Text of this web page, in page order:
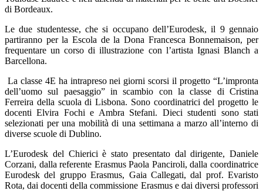
di Bordeaux.
Le due studentesse, che si occupano dell’Eurodesk, il 9 gennaio
partiranno per la Escola de la Dona Francesca Bonnemaison, per
frequentare un corso di illustrazione con l’artista Ignasi Blanch a
Barcellona.
La classe 4E ha intrapreso nei giorni scorsi il progetto “L’impronta
dell’uomo sul paesaggio” in scambio con la classe di Cristina
Ferreira della scuola di Lisbona. Sono coordinatrici del progetto le
docenti Elvira Fochi e Ambra Stefani. Dieci studenti sono stati
selezionati per una mobilità di una settimana a marzo all’interno di
diverse scuole di Dublino.
L’Eurodesk del Chierici è stato presentato dal dirigente, Daniele
Corzani, dalla referente Erasmus Paola Panciroli, dalla coordinatrice
Eurodesk del gruppo Erasmus, Gaia Callegati, dal prof. Evaristo
Rota, dai docenti della commissione Erasmus e dai diversi professori